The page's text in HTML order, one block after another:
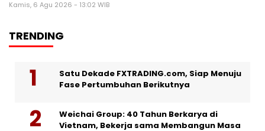
Kamis, 6 Agu 2026 - 13:02 WIB
TRENDING
Satu Dekade FXTRADING.com, Siap Menuju
Fase Pertumbuhan Berikutnya
Weichai Group: 40 Tahun Berkarya di
Vietnam, Bekerja sama Membangun Masa